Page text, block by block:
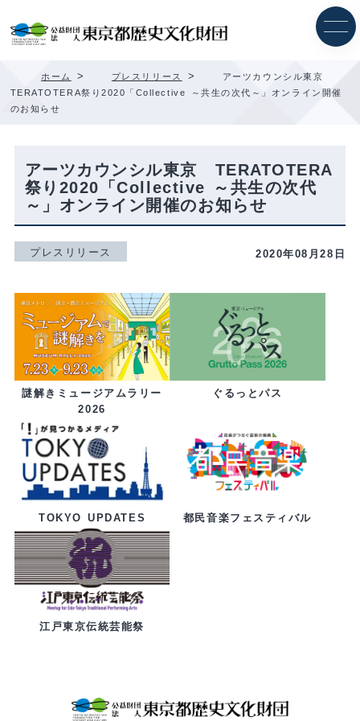
ッ
ホーム > プレスリリース >
アーツカウンシル東京
TERATOTERA祭り2020「Collective ～共生の次代～」オンライン開催
のお知らせ
アーツカウンシル東京 TERATOTERA
祭り2020「Collective ～共生の次代
～」オンライン開催のお知らせ
プレスリリース 2020年08月28日
謎解きミュージアムラリー
2026
ぐるっとパス
TOKYO UPDATES 都民音楽フェスティバル
江戸東京伝統芸能祭